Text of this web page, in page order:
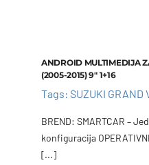
Add to cart
ANDROID MULTIMEDIJA
(2005-2015) 9″ 1+16
Tags: SUZUKI
BREND: SMARTCAR –
konfiguracija
[...]